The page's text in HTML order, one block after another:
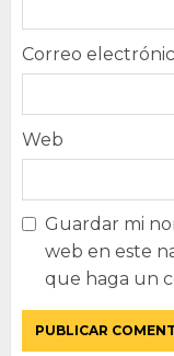
Correo
Web
Guardar mi
web en este
que haga un